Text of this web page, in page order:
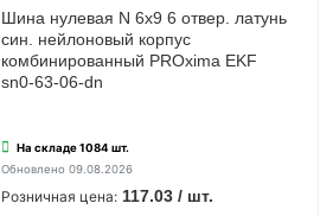
Шина нулевая N 6х9 6 отвер. латунь
син. нейлоновый корпус
комбинированный PROxima EKF
sn0-63-06-dn
На складе 1084 шт.
Обновлено 09.08.2026
Розничная цена: 117.03 / шт.